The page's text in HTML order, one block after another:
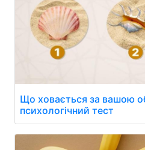
Що ховається за вашою
психологічний тест